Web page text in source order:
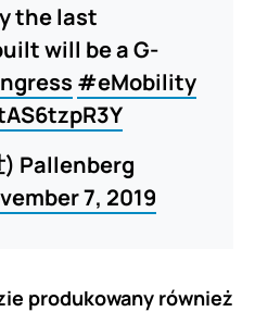
the last
will be a G-
#eMobility
Pallenberg
7, 2019
produkowany również